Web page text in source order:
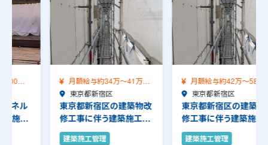
月額給与約34万～41万
（前職給与保証）…
東京都新宿区
東京都新宿区の建築物改
修工事に伴う建築施工管
理のお仕事です。…
建築施工管理
月額給与約42万～58万
（前職給与保証）…
東京都新宿区
東京都新宿区の建築物改
修工事に伴う建築施工管
理のお仕事です。…
建築施工管理